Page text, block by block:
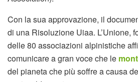
Con la sua approvazione, il
di una Risoluzione Uiaa. L’Unione,
delle 80 associazioni alpinistiche
comunicare a gran voce che le
del pianeta che più soffre a causa